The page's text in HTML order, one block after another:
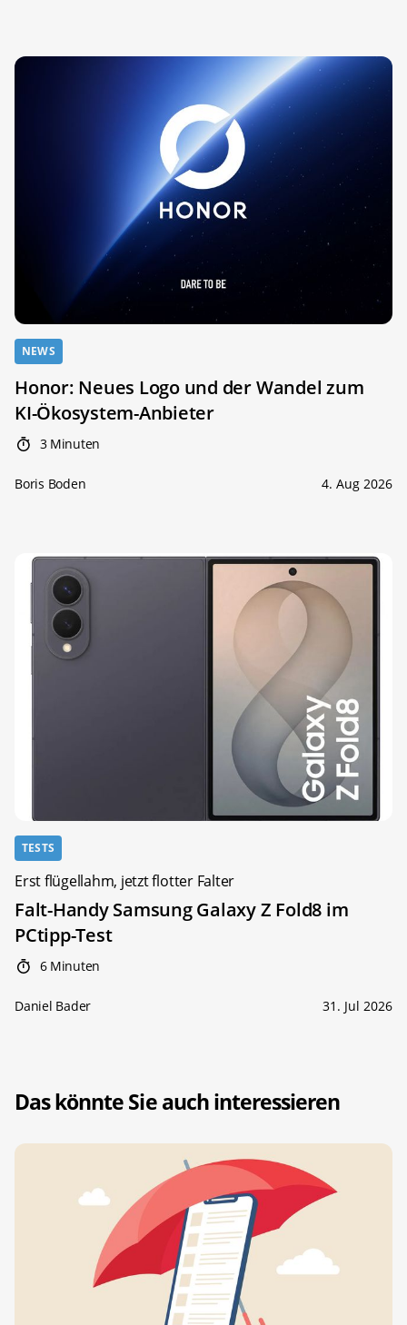
NEWS
Honor: Neues Logo und der Wandel zum
KI-Ökosystem-Anbieter
3 Minuten
Boris Boden 4. Aug 2026
TESTS
Erst flügellahm, jetzt flotter Falter
Falt-Handy Samsung Galaxy Z Fold8 im
PCtipp-Test
6 Minuten
Daniel Bader 31. Jul 2026
Das könnte Sie auch interessieren